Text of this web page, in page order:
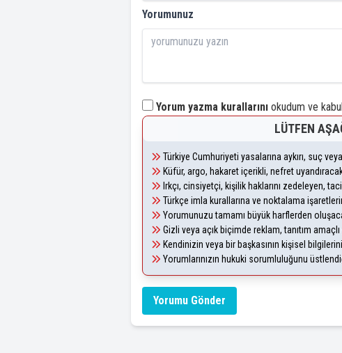
Yorumunuz
Yorum yazma kurallarını okudum ve
LÜTFEN
Türkiye Cumhuriyeti yasalarına aykırı, suç
Küfür, argo, hakaret içerikli, nefret
Irkçı, cinsiyetçi, kişilik haklarını zedeleyen,
Türkçe imla kurallarına ve noktalama
Yorumunuzu tamamı büyük harflerden
Gizli veya açık biçimde reklam, tanıtım amaçlı
Kendinizin veya bir başkasının kişisel bilgilerini
Yorumlarınızın hukuki sorumluluğunu
Yorumu Gönder